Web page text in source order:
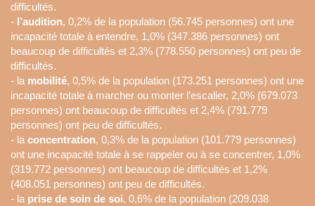
difficultés.
- l’audition, 0,2% de la population (56.745 personnes) ont une
incapacité totale à entendre, 1,0% (347.386 personnes) ont
beaucoup de difficultés et 2,3% (778.550 personnes) ont peu de
difficultés.
- la mobilité, 0,5% de la population (173.251 personnes) ont une
incapacité totale à marcher ou monter l’escalier, 2,0% (679.073
personnes) ont beaucoup de difficultés et 2,4% (791.779
personnes) ont peu de difficultés.
- la concentration, 0,3% de la population (101.779 personnes)
ont une incapacité totale à se rappeler ou à se concentrer, 1,0%
(319.772 personnes) ont beaucoup de difficultés et 1,2%
(408.051 personnes) ont peu de difficultés.
- la prise de soin de soi, 0,6% de la population (209.038